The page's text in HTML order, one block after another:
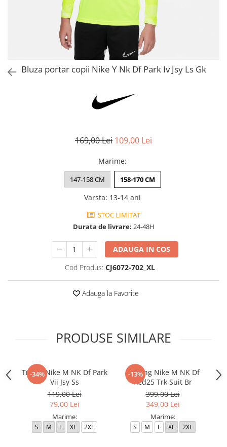
Bluze fotbal copii
Pantaloni lungi fotbal copii
Geci si veste fotbal copii
Imbracaminte fotbal femei
Tricouri fotbal femei
Sorturi fotbal femei
Bluza portar copii Nike Y Nk Df Park Iv Jsy Ls Gk
169,00 Lei 109,00 Lei
Marime:
147-158 CM 158-170 CM
Varsta: 13-14 ani
STOC LIMITAT
Durata de livrare: 24-48H
ADAUGA IN COS
Cod Produs: CJ6072-702_XL
Adauga la Favorite
PRODUSE SIMILARE
-34%
Tricou Nike M NK Df Park
Vii Jsy Ss
119,00 Lei
79,00 Lei
Marime:
S M L XL 2XL
-13%
Trening Nike M NK Df
Acd25 Trk Suit Br
399,00 Lei
349,00 Lei
Marime:
S M L XL 2XL